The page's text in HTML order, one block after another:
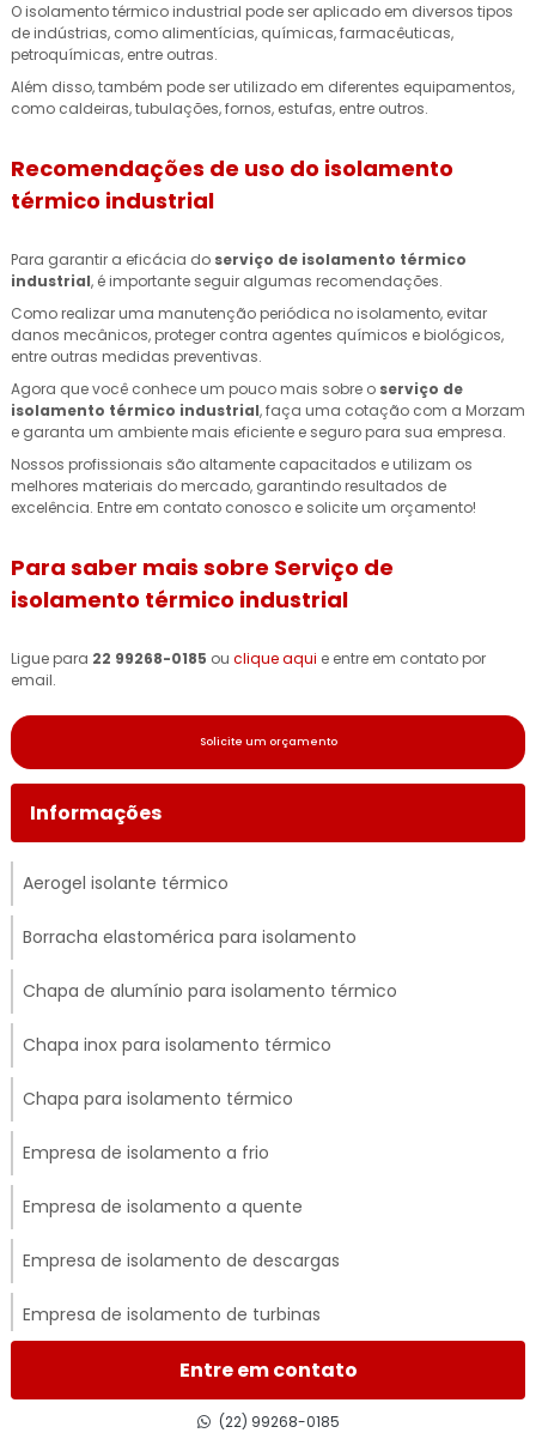
O isolamento térmico industrial pode ser aplicado em diversos tipos
de indústrias, como alimentícias, químicas, farmacêuticas,
petroquímicas, entre outras.
Além disso, também pode ser utilizado em diferentes equipamentos,
como caldeiras, tubulações, fornos, estufas, entre outros.
Recomendações de uso do isolamento
térmico industrial
Para garantir a eficácia do serviço de isolamento térmico
industrial, é importante seguir algumas recomendações.
Como realizar uma manutenção periódica no isolamento, evitar
danos mecânicos, proteger contra agentes químicos e biológicos,
entre outras medidas preventivas.
Agora que você conhece um pouco mais sobre o serviço de
isolamento térmico industrial, faça uma cotação com a Morzam
e garanta um ambiente mais eficiente e seguro para sua empresa.
Nossos profissionais são altamente capacitados e utilizam os
melhores materiais do mercado, garantindo resultados de
excelência. Entre em contato conosco e solicite um orçamento!
Para saber mais sobre Serviço de
isolamento térmico industrial
Ligue para 22 99268-0185 ou clique aqui e entre em contato por
email.
Solicite um orçamento
Informações
Aerogel isolante térmico
Borracha elastomérica para isolamento
Chapa de alumínio para isolamento térmico
Chapa inox para isolamento térmico
Chapa para isolamento térmico
Empresa de isolamento a frio
Empresa de isolamento a quente
Empresa de isolamento de descargas
Empresa de isolamento de turbinas
Empresa de isolamento térmico
Empresa de isolamento térmico de dutos
Entre em contato
(22) 99268-0185